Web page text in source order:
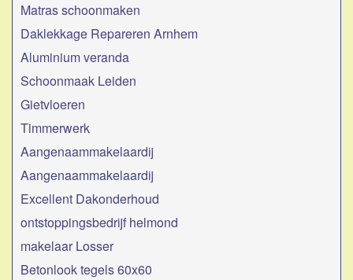
Matras schoonmaken
Daklekkage Repareren Arnhem
Aluminium veranda
Schoonmaak Leiden
Gietvloeren
Timmerwerk
Aangenaammakelaardij
Aangenaammakelaardij
Excellent Dakonderhoud
ontstoppingsbedrijf helmond
makelaar Losser
Betonlook tegels 60x60